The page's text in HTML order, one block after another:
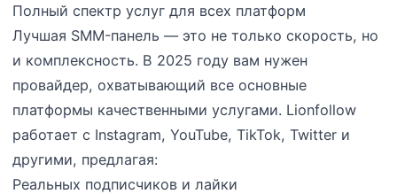
Полный спектр услуг для всех платформ
Лучшая SMM-панель — это не только скорость, но
и комплексность. В 2025 году вам нужен
провайдер, охватывающий все основные
платформы качественными услугами. Lionfollow
работает с Instagram, YouTube, TikTok, Twitter и
другими, предлагая:
Реальных подписчиков и лайки